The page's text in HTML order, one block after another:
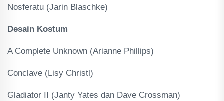
Nosferatu (Jarin Blaschke)
Desain Kostum
A Complete Unknown (Arianne Phillips)
Conclave (Lisy Christl)
Gladiator II (Janty Yates dan Dave Crossman)